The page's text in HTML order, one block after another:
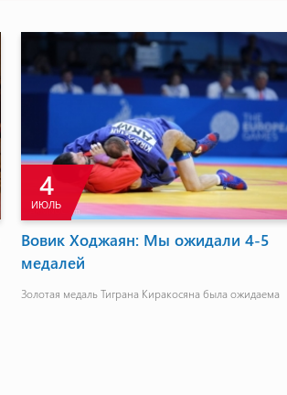
4
ИЮЛЬ
Вовик Ходжаян: Мы ожидали 4-5
медалей
Золотая медаль Тиграна Киракосяна была ожидаема